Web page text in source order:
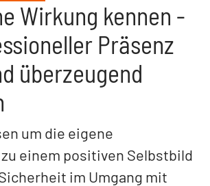
Wirkung kennen -
Präsenz
überzeugend
um die eigene
einem positiven Selbstbild
im Umgang mit